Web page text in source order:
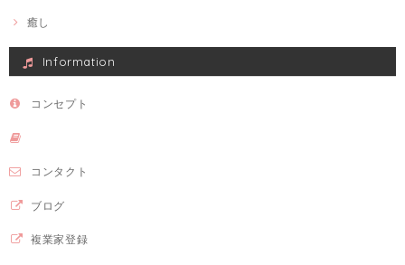
癒し
Information
コンセプト
コンタクト
ブログ
複業家登録